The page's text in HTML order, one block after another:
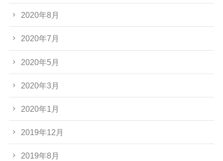
2020年8月
2020年7月
2020年5月
2020年3月
2020年1月
2019年12月
2019年8月